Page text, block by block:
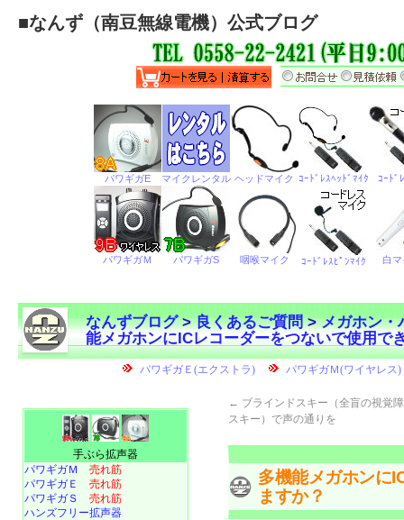
■なんず（南豆無線電機）公式ブログ
なんずブログ>良くあるご質問>メガホン・
能メガホンにICレコーダーをつないで使用で
← ブラインドスキー（全盲の視覚
スキー）で声の通りを
多機能メガホンに
ますか？
手ぶら拡声器
パワギガＭ 売れ筋
パワギガＥ 売れ筋
パワギガＳ 売れ筋
ハンズフリー拡声器